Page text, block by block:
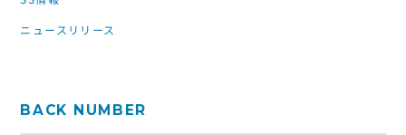
ニュースリリース
BACK NUMBER